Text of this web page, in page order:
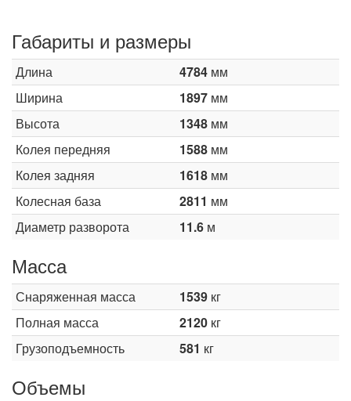
Габариты и размеры
Длина 4784 мм
Ширина
1897 мм
Высота
1348 мм
Колея передняя
1588 мм
Колея задняя
1618 мм
Колесная база
2811 мм
Диаметр разворота
11.6 м
Масса
Снаряженная масса 1539 кг
Полная масса
2120 кг
Грузоподъемность
581 кг
Объемы